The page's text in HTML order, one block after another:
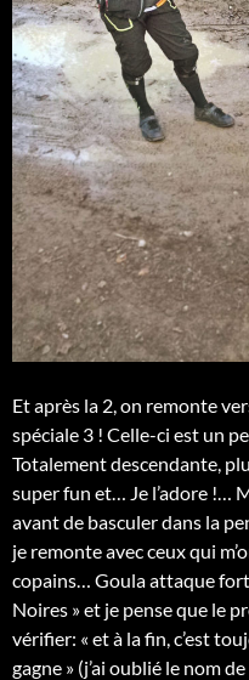
Et après la 2, on remonte
spéciale 3 ! Celle-ci est un
Totalement descendante,
super fun et… Je l’adore !…
avant de basculer dans la
je remonte avec ceux qui
copains… Goula attaque
Noires » et je pense que le
vérifier: « et à la fin, c’est
gagne » (j’ai oublié le nom